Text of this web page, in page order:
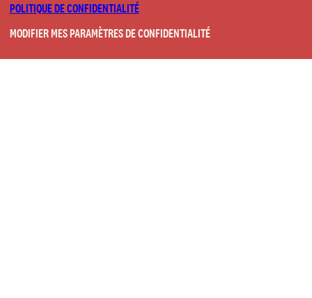
POLITIQUE DE CONFIDENTIALITÉ
MODIFIER MES PARAMÈTRES DE CONFIDENTIALITÉ